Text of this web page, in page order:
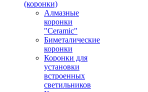
(коронки)
Алмазные
коронки
"Ceramic"
Биметалические
коронки
Коронки для
установки
встроенных
светильников